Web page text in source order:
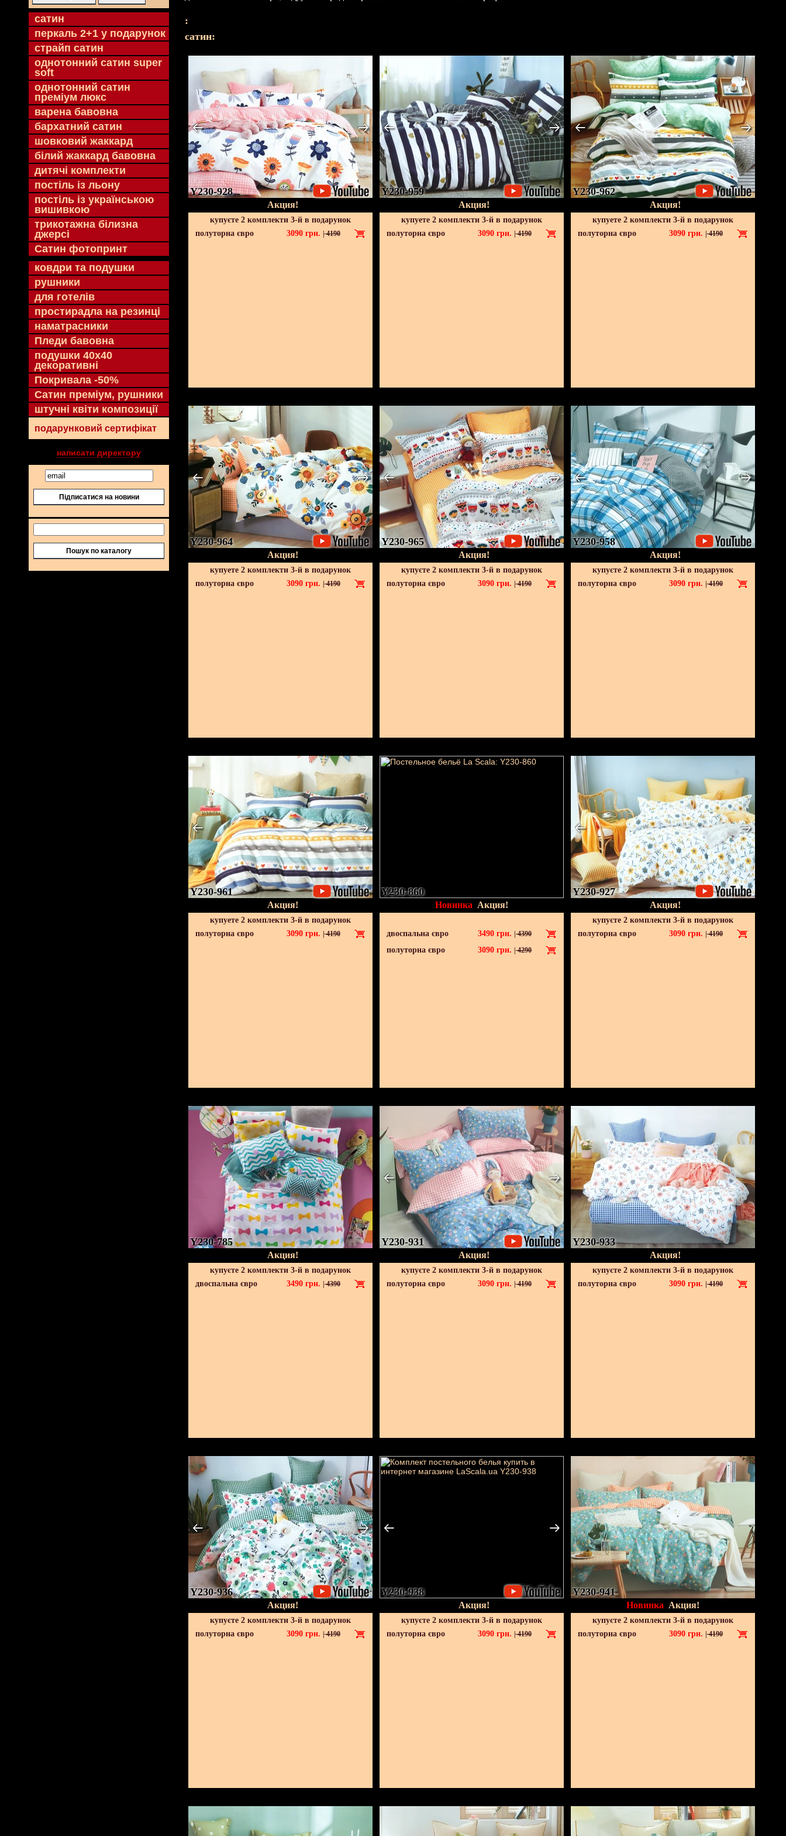
cатин
перкаль 2+1 у подарунок
страйп сатин
однотонний сатин super
soft
однотонний сатин
преміум люкс
варена бавовна
бархатний сатин
шовковий жаккард
білий жаккард бавовна
дитячі комплекти
постіль із льону
постіль із українською
вишивкою
трикотажна білизна
джерсі
Сатин фотопринт
ковдри та подушки
рушники
для готелів
простирадла на резинці
наматрасники
Пледи бавовна
подушки 40х40
декоративні
Покривала -50%
Сатин преміум, рушники
штучні квіти композиції
подарунковий сертифікат
написати директору
Підписатися на новини
Пошук по каталогу
:
cатин:
Y230-928
Акция!
купуєте 2 комплекти 3-й в подарунок
полуторна євро
3090 грн. |4190
Y230-959
Акция!
купуете 2 комплекти 3-й в подарунок
полуторна євро
3090 грн. |4190
Y230-962
Акция!
купуете 2 комплекти 3-й в подарунок
полуторна євро
3090 грн. |4190
Y230-964
Акция!
купуете 2 комплекти 3-й в подарунок
полуторна євро
3090 грн. |4190
Y230-965
Акция!
купуєте 2 комплекти 3-й в подарунок
полуторна євро
3090 грн. |4190
Y230-958
Акция!
купуєте 2 комплекти 3-й в подарунок
полуторна євро
3090 грн. |4190
Y230-961
Акция!
купуете 2 комплекти 3-й в подарунок
полуторна євро
3090 грн. |4190
Y230-860
Новинка Акция!
двоспальна євро 3490 грн. 4390
полуторна євро 3090 грн. 4290
Y230-927
Акция!
купуєте 2 комплекти 3-й в подарунок
полуторна євро
3090 грн. |4190
Y230-785
Акция!
купуєте 2 комплекти 3-й в подарунок
двоспальна євро
3490 грн. 4390
Y230-931
Акция!
купуєте 2 комплекти 3-й в подарунок
полуторна євро
3090 грн. |4190
Y230-933
Акция!
купуєте 2 комплекти 3-й в подарунок
полуторна євро
3090 грн. |4190
Y230-936
Акция!
купуєте 2 комплекти 3-й в подарунок
полуторна євро
3090 грн. |4190
Y230-938
Акция!
купуєте 2 комплекти 3-й в подарунок
полуторна євро
3090 грн. |4190
Y230-941
Новинка Акция!
купуєте 2 комплекти 3-й в подарунок
полуторна євро
3090 грн. |4190